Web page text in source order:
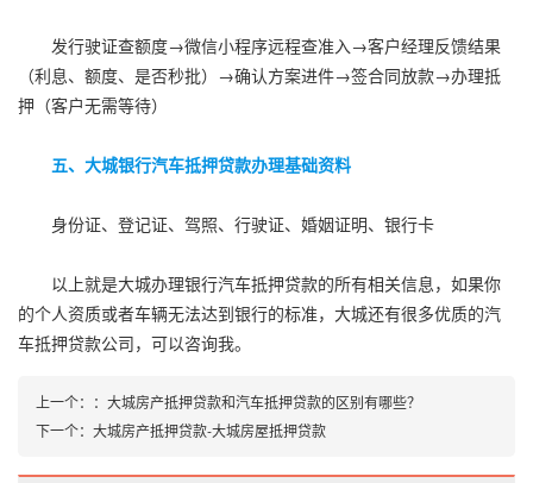
发行驶证查额度→微信小程序远程查准入→客户经理反馈结果
（利息、额度、是否秒批）→确认方案进件→签合同放款→办理抵
押（客户无需等待）
五、大城银行汽车抵押贷款办理基础资料
身份证、登记证、驾照、行驶证、婚姻证明、银行卡
以上就是大城办理银行汽车抵押贷款的所有相关信息，如果你
的个人资质或者车辆无法达到银行的标准，大城还有很多优质的汽
车抵押贷款公司，可以咨询我。
上一个： ： 大城房产抵押贷款和汽车抵押贷款的区别有哪些？
下一个： 大城房产抵押贷款-大城房屋抵押贷款